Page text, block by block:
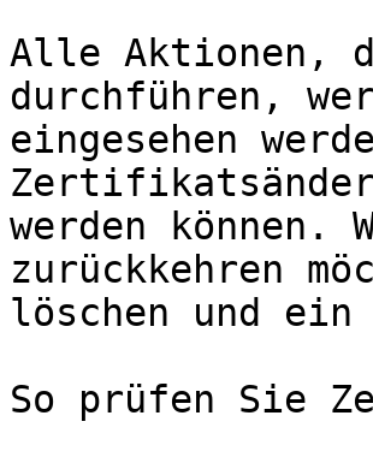
Alle Aktionen,
durchführen,
eingesehen
werden können.
zurückkehren
löschen und
So prüfen Sie